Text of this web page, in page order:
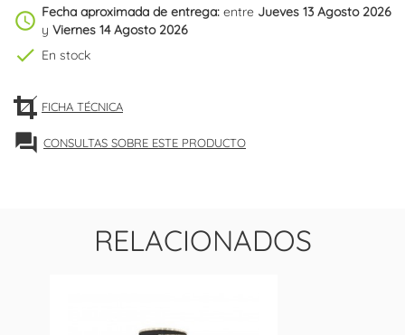
schedule Fecha aproximada de entrega: entre Jueves 13 Agosto 2026
y Viernes 14 Agosto 2026
check En stock
FICHA TÉCNICA
forum CONSULTAS SOBRE ESTE PRODUCTO
RELACIONADOS